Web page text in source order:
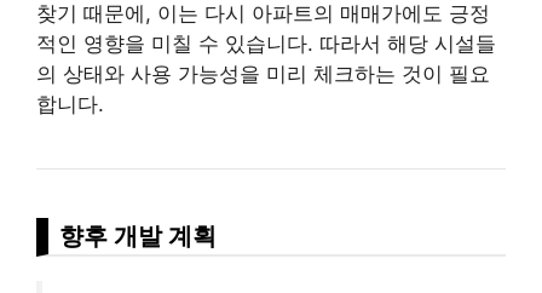
찾기 때문에, 이는 다시 아파트의 매매가에도 긍정
적인 영향을 미칠 수 있습니다. 따라서 해당 시설들
의 상태와 사용 가능성을 미리 체크하는 것이 필요
합니다.
향후 개발 계획